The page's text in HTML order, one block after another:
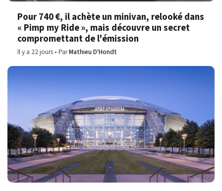
Pour 740 €, il achète un minivan, relooké dans
« Pimp my Ride », mais découvre un secret
compromettant de l'émission
Il y a 22 jours ParMathieu D'Hondt